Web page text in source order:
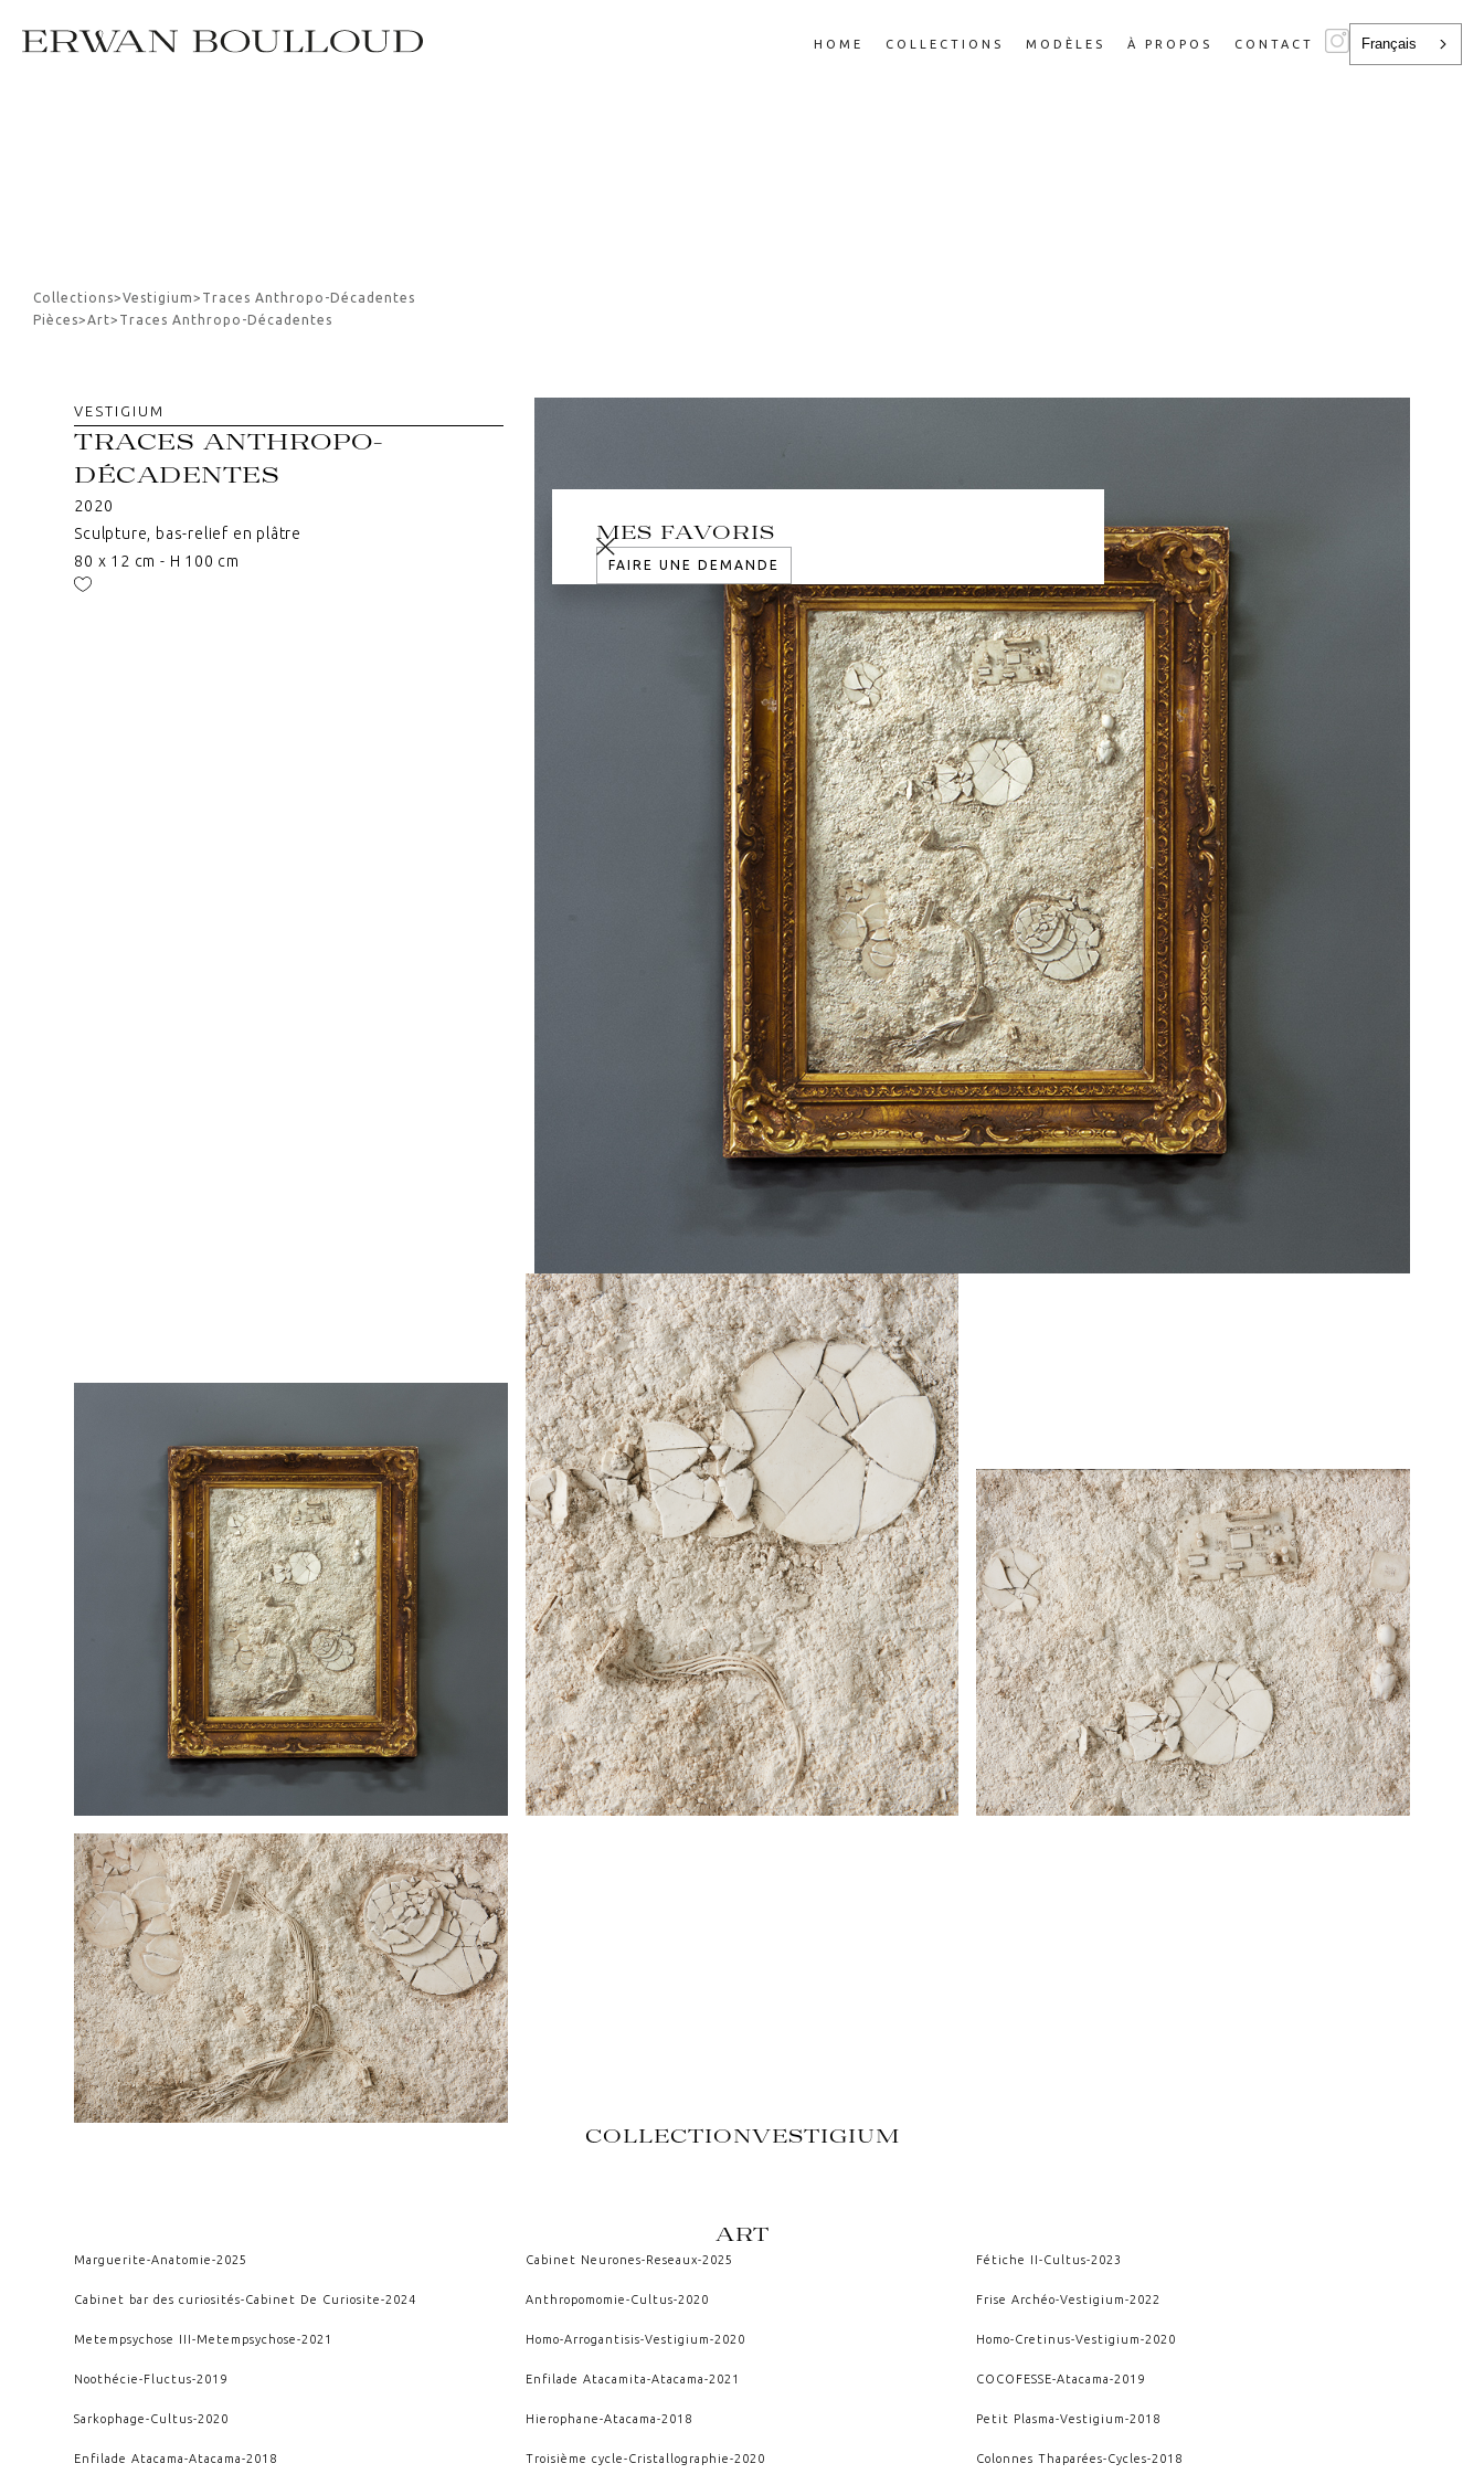
HOME COLLECTIONS MODÈLES À PROPOS CONTACT Français
MES FAVORIS
FAIRE UNE DEMANDE
Collections>Vestigium> Traces Anthropo-Décadentes
Pièces>Art> Traces Anthropo-Décadentes
VESTIGIUM
TRACES ANTHROPO-
DÉCADENTES
2020
Sculpture, bas-relief en plâtre
80 x 12 cm - H 100 cm
COLLECTIONVESTIGIUM
ART
Marguerite-Anatomie-2025 Cabinet Neurones-Reseaux-2025 Fétiche II-Cultus-2023
Cabinet bar des curiosités-Cabinet De Curiosite-2024 Anthropomomie-Cultus-2020 Frise Archéo-Vestigium-2022
Metempsychose III-Metempsychose-2021 Homo-Arrogantisis-Vestigium-2020 Homo-Cretinus-Vestigium-2020
Noothécie-Fluctus-2019 Enfilade Atacamita-Atacama-2021 COCOFESSE-Atacama-2019
Sarkophage-Cultus-2020 Hierophane-Atacama-2018 Petit Plasma-Vestigium-2018
Enfilade Atacama-Atacama-2018 Troisième cycle-Cristallographie-2020 Colonnes Thaparées-Cycles-2018